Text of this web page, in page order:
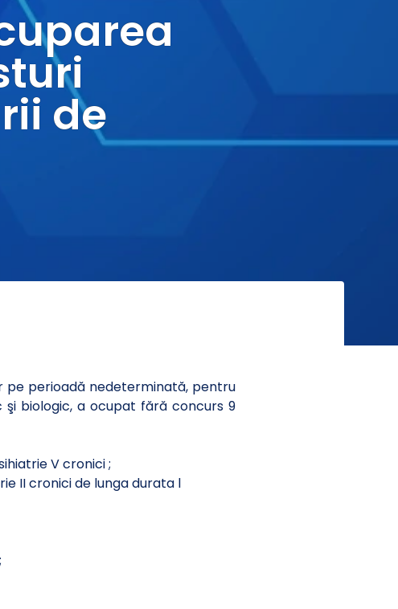
de
pe perioadă nedeterminată, pentru
biologic, a ocupat fără concurs 9
V cronici ;
II cronici de lunga durata l